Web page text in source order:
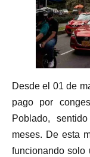
Desde el 01 de
pago por
Poblado,
meses. De esta
funcionando solo